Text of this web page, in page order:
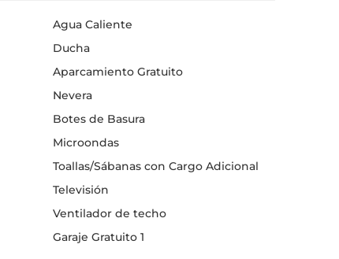
Agua Caliente
Ducha
Aparcamiento Gratuito
Nevera
Botes de Basura
Microondas
Toallas/Sábanas con Cargo Adicional
Televisión
Ventilador de techo
Garaje Gratuito 1